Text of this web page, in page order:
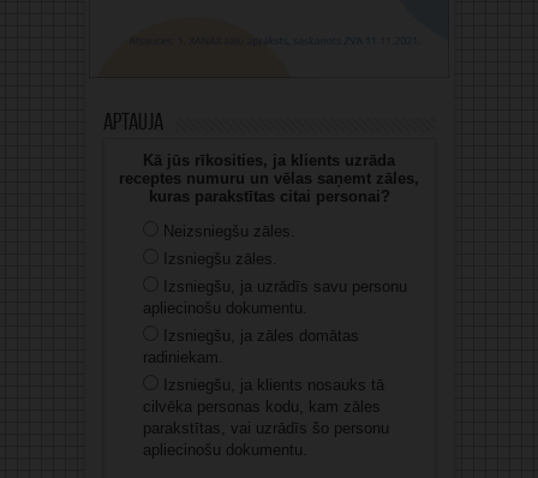
Aptauja
Kā jūs rīkosities, ja klients uzrāda
receptes numuru un vēlas saņemt zāles,
kuras parakstītas citai personai?
Neizsniegšu zāles.
Izsniegšu zāles.
Izsniegšu, ja uzrādīs savu personu
apliecinošu dokumentu.
Izsniegšu, ja zāles domātas
radiniekam.
Izsniegšu, ja klients nosauks tā
cilvēka personas kodu, kam zāles
parakstītas, vai uzrādīs šo personu
apliecinošu dokumentu.